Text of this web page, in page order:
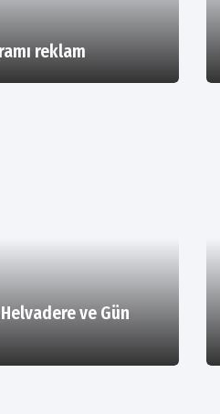
reklam
ve Gün